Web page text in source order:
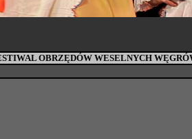
OBRZĘDÓW WESELNYCH